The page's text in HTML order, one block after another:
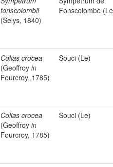
fonscolombii
(Selys, 1840)
Fonscolombe
Colias crocea
(Geoffroy in
Fourcroy, 1785)
Souci (Le)
Colias crocea
(Geoffroy in
Fourcroy, 1785)
Souci (Le)